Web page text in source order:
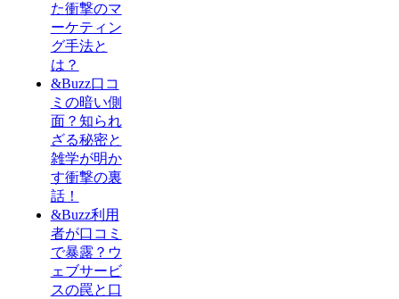
た衝撃のマ
ーケティン
グ手法と
は？
&Buzz口コ
ミの暗い側
面？知られ
ざる秘密と
雑学が明か
す衝撃の裏
話！
&Buzz利用
者が口コミ
で暴露？ウ
ェブサービ
スの罠と口